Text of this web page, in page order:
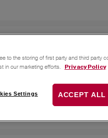
to the storing of first party and third party
in our marketing efforts.
Privacy Policy
Settings ACCEPT ALL